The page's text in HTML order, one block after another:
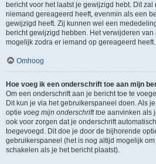
bericht voor het laatst je gewijzigd hebt. Dit
niemand gereageerd heeft, evenmin als een
gewijzigd heeft. Zij kunnen wel een
bericht gewijzigd hebben. Het verwijderen
mogelijk zodra er iemand op gereageerd heeft.
Omhoog
Hoe voeg ik een onderschrift toe aan mijn
Om een onderschrift aan je bericht toe te
Dit kun je via het gebruikerspaneel doen. Als
optie voeg mijn onderschrift toe aanvinken als
ook voor zorgen dat je onderschrift
toegevoegd. Dit doe je door de bijhorende
gebruikerspaneel (het is nog altijd mogelijk
schakelen als je het bericht plaatst).